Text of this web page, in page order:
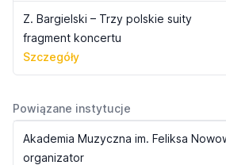
Z. Bargielski – Trzy polskie suity
fragment koncertu
Szczegóły
Powiązane instytucje
Akademia Muzyczna im. Feliksa
organizator